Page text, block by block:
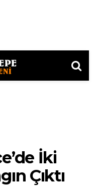
İki
Çıktı